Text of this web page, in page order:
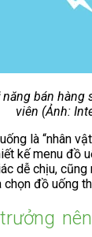
bán hàng
viên (Ảnh:
là “nhân
kế menu đồ
dễ chịu, cũng
chọn đồ uống